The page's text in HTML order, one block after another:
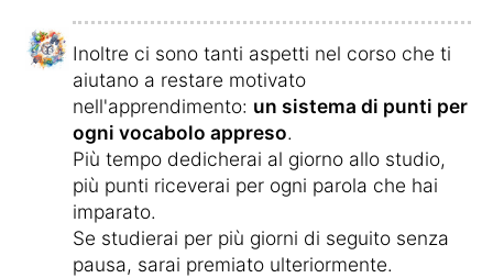
Inoltre ci sono tanti aspetti nel corso che ti
aiutano a restare motivato
nell'apprendimento: un sistema di punti per
ogni vocabolo appreso.
Più tempo dedicherai al giorno allo studio,
più punti riceverai per ogni parola che hai
imparato.
Se studierai per più giorni di seguito senza
pausa, sarai premiato ulteriormente.